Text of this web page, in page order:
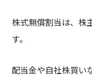
株式無償割当は、株
す。
配当金や自社株買い